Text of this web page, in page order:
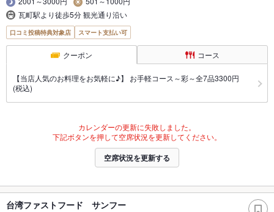
瓦町駅より徒歩5分 観光通り沿い
口コミ投稿特典対象店 スマート支払い可
クーポン コース
【当店人気のお料理をお気軽に♪】 お手軽コース～彩～全7品3300円
(税込)
カレンダーの更新に失敗しました。
下記ボタンを押して空席状況を更新してください。
空席状況を更新する
台湾ファストフード サンフー